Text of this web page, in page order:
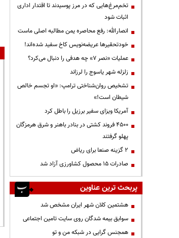
تخم‌مرغ‌هایی که در مرز پوسیدند تا اقتدار اداری
اثبات شود
انصارالله: رفع محاصره یمن مطالبه اصلی ماست
خودتحقیرها عریضه‌نویس کاخ سفید شده‌اند!
عملیات «نصر ۷» چه هدفی را دنبال می‌کرد؟
زلزله شهر یاسوج را لرزاند
تشخیص روان‌شناختی ترامپ: «او تجسم خالص
شیطان است!»
آمریکا ویزای سفیر برزیل را باطل کرد
۴۵۰۰ فروند کشتی در بنادر باهنر و شرق هرمزگان
پهلو گرفتند
۲ گزینه صنعا برای ریاض
صادرات ۱۵ محصول کشاورزی آزاد شد
پربحث ترین عناوین
هشتمین کلان شهر ایران مشخص شد
سوابق بیمه شدگان روی سایت تامین اجتماعی
همجنس گرایی در شبکه من و تو